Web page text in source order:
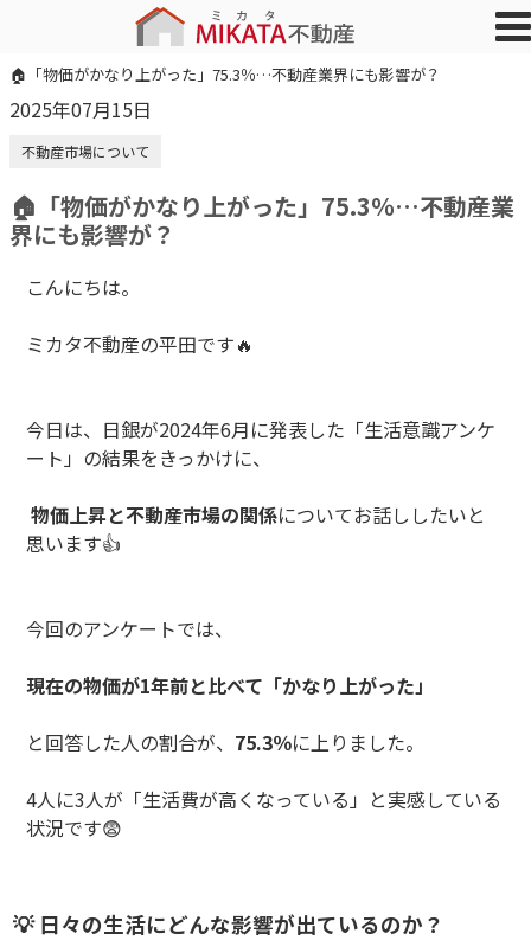
🏠「物価がかなり上がった」75.3％…不動産業界にも影響が？
2025年07月15日
不動産市場について
🏠「物価がかなり上がった」75.3％…不動産業
界にも影響が？
こんにちは。
ミカタ不動産の平田です🔥
今日は、日銀が2024年6月に発表した「生活意識アンケ
ート」の結果をきっかけに、
物価上昇と不動産市場の関係についてお話ししたいと
思います👍
今回のアンケートでは、
現在の物価が1年前と比べて「かなり上がった」
と回答した人の割合が、 75.3％に上りました。
4人に3人が「生活費が高くなっている」と実感している
状況です😨
💡 日々の生活にどんな影響が出ているのか？